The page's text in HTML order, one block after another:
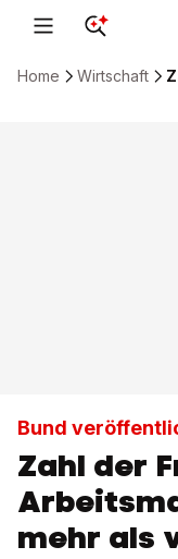
Home Wirtschaft
Bund
Zahl der
mehr als